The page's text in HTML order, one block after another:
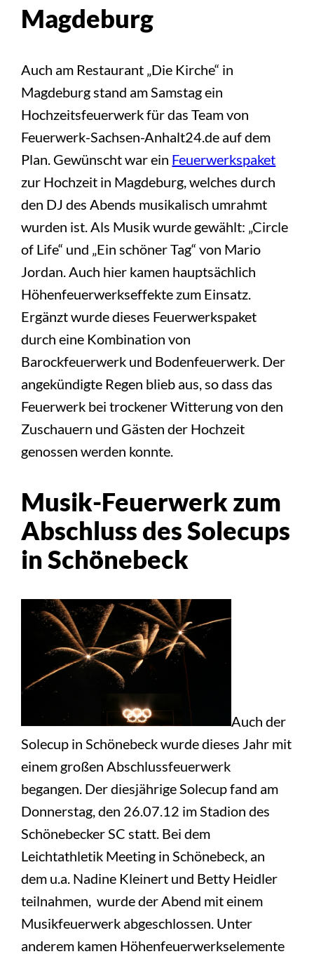
Magdeburg
Auch am Restaurant „Die Kirche“ in
Magdeburg stand am Samstag ein
Hochzeitsfeuerwerk für das Team von
Feuerwerk-Sachsen-Anhalt24.de auf dem
Plan. Gewünscht war ein Feuerwerkspaket
zur Hochzeit in Magdeburg, welches durch
den DJ des Abends musikalisch umrahmt
wurden ist. Als Musik wurde gewählt: „Circle
of Life“ und „Ein schöner Tag“ von Mario
Jordan. Auch hier kamen hauptsächlich
Höhenfeuerwerkseffekte zum Einsatz.
Ergänzt wurde dieses Feuerwerkspaket
durch eine Kombination von
Barockfeuerwerk und Bodenfeuerwerk. Der
angekündigte Regen blieb aus, so dass das
Feuerwerk bei trockener Witterung von den
Zuschauern und Gästen der Hochzeit
genossen werden konnte.
Musik-Feuerwerk zum
Abschluss des Solecups
in Schönebeck
Auch der
Solecup in Schönebeck wurde dieses Jahr mit
einem großen Abschlussfeuerwerk
begangen. Der diesjährige Solecup fand am
Donnerstag, den 26.07.12 im Stadion des
Schönebecker SC statt. Bei dem
Leichtathletik Meeting in Schönebeck, an
dem u.a. Nadine Kleinert und Betty Heidler
teilnahmen, wurde der Abend mit einem
Musikfeuerwerk abgeschlossen. Unter
anderem kamen Höhenfeuerwerkselemente